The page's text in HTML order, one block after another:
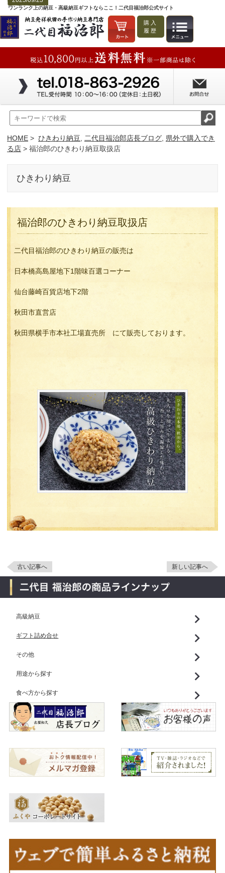
ワンランク上の納豆・高級納豆ギフトならここ！二代目福治郎公式サイト
購入
履歴
HOME > ひきわり納豆 二代目福治郎店長ブログ 県外で購入でき
る店 > 福治郎のひきわり納豆取扱店
ひきわり納豆
福治郎のひきわり納豆取扱店
二代目福治郎のひきわり納豆の販売は
日本橋高島屋地下1階味百選コーナー
仙台藤崎百貨店地下2階
秋田市直営店
秋田県横手市本社工場直売所 にて販売しております。
古い記事へ 新しい記事へ
高級納豆
ギフト詰め合せ
その他
用途から探す
食べ方から探す